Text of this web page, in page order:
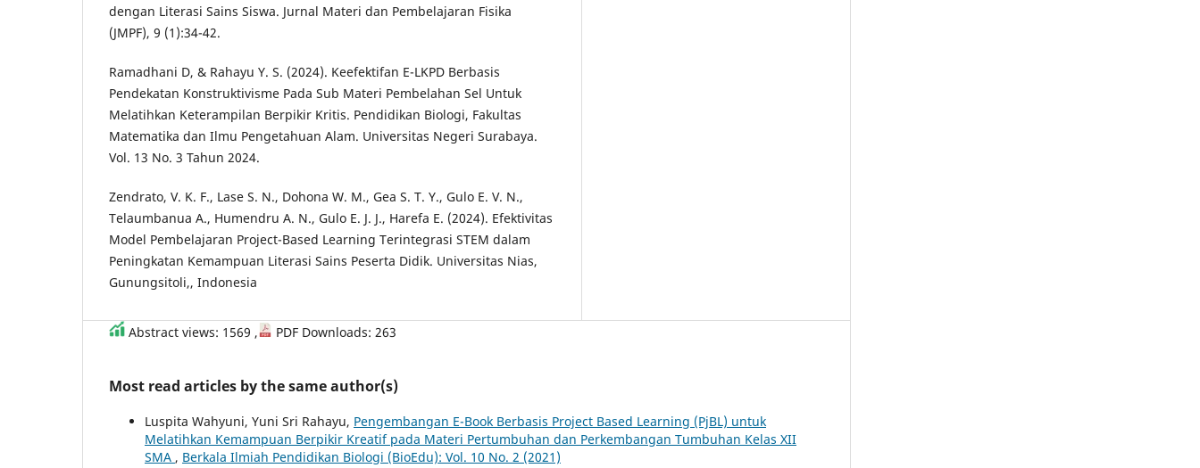
dengan Literasi Sains Siswa. Jurnal Materi dan Pembelajaran Fisika
(JMPF), 9 (1):34-42.
Ramadhani D, & Rahayu Y. S. (2024). Keefektifan E-LKPD Berbasis
Pendekatan Konstruktivisme Pada Sub Materi Pembelahan Sel Untuk
Melatihkan Keterampilan Berpikir Kritis. Pendidikan Biologi, Fakultas
Matematika dan Ilmu Pengetahuan Alam. Universitas Negeri Surabaya.
Vol. 13 No. 3 Tahun 2024.
Zendrato, V. K. F., Lase S. N., Dohona W. M., Gea S. T. Y., Gulo E. V. N.,
Telaumbanua A., Humendru A. N., Gulo E. J. J., Harefa E. (2024). Efektivitas
Model Pembelajaran Project-Based Learning Terintegrasi STEM dalam
Peningkatan Kemampuan Literasi Sains Peserta Didik. Universitas Nias,
Gunungsitoli,, Indonesia
Abstract views: 1569 , PDF Downloads: 263
Most read articles by the same author(s)
Luspita Wahyuni, Yuni Sri Rahayu, Pengembangan E-Book Berbasis Project Based Learning (PjBL) untuk
Melatihkan Kemampuan Berpikir Kreatif pada Materi Pertumbuhan dan Perkembangan Tumbuhan Kelas XII
SMA , Berkala Ilmiah Pendidikan Biologi (BioEdu): Vol. 10 No. 2 (2021)